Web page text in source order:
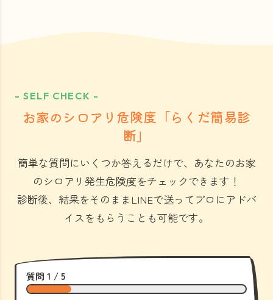
- SELF CHECK -
お家のシロアリ危険度「らくだ簡易診
断」
簡単な質問にいくつか答えるだけで、あなたのお家
のシロアリ発生危険度をチェックできます！
診断後、結果をそのままLINEで送ってプロにアドバ
イスをもらうことも可能です。
質問 1 / 5